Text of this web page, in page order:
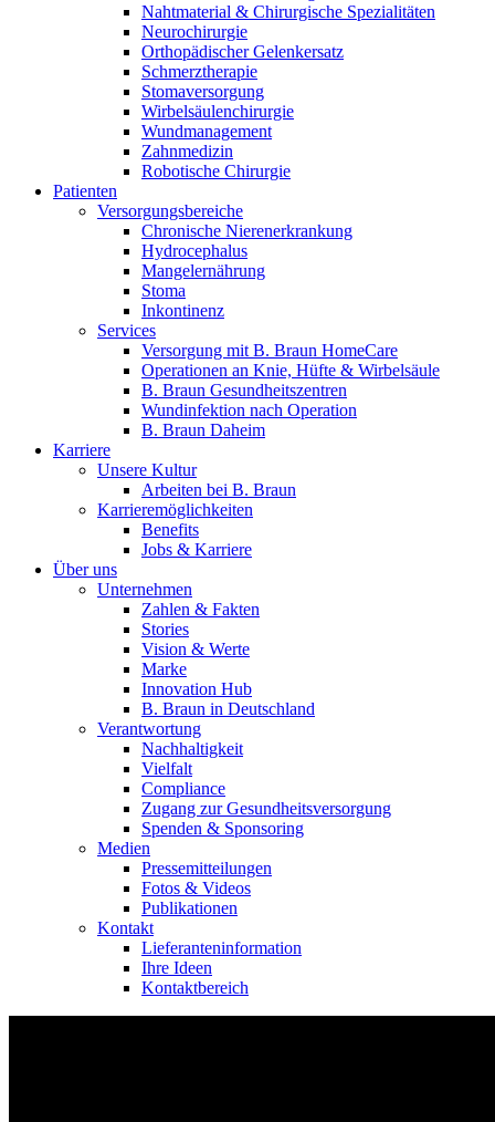
Nahtmaterial & Chirurgische Spezialitäten
Neurochirurgie
Orthopädischer Gelenkersatz
Schmerztherapie
Stomaversorgung
Wirbelsäulenchirurgie
Wundmanagement
Zahnmedizin
Robotische Chirurgie
Patienten
Versorgungsbereiche
Chronische Nierenerkrankung
Hydrocephalus
Mangelernährung
Stoma
Inkontinenz
Services
Versorgung mit B. Braun HomeCare
Operationen an Knie, Hüfte & Wirbelsäule
B. Braun Gesundheitszentren
Wundinfektion nach Operation
B. Braun Daheim
Karriere
Unsere Kultur
Arbeiten bei B. Braun
Karrieremöglichkeiten
Benefits
Jobs & Karriere
Über uns
Unternehmen
Zahlen & Fakten
Stories
Vision & Werte
Marke
Innovation Hub
B. Braun in Deutschland
Verantwortung
Nachhaltigkeit
Vielfalt
Compliance
Zugang zur Gesundheitsversorgung
Spenden & Sponsoring
Medien
Pressemitteilungen
Fotos & Videos
Publikationen
Kontakt
Lieferanteninformation
Ihre Ideen
Kontaktbereich